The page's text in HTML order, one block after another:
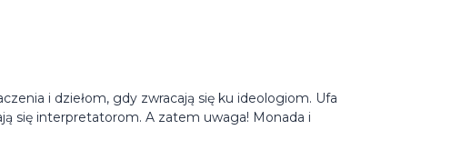
i dziełom, gdy zwracają się ku ideologiom. Ufa
się interpretatorom. A zatem uwaga! Monada i